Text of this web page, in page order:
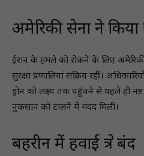
अमेरिकी सेना ने
ईरान के हमले को रोकने के लिए
सुरक्षा प्रणालियां सक्रिय रहीं।
ड्रोन को लक्ष्य तक पहुंचने से पहले ही
नुकसान को टालने में मदद मिली।
बहरीन में हवाई क्षेत्र बंद